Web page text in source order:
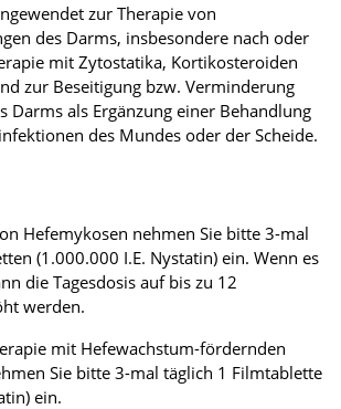
zur Therapie von
des Darms, insbesondere nach oder
mit Zytostatika, Kortikosteroiden
zur Beseitigung bzw. Verminderung
Darms als Ergänzung einer Behandlung
des Mundes oder der Scheide.
Hefemykosen nehmen Sie bitte 3-mal
(1.000.000 I.E. Nystatin) ein. Wenn es
die Tagesdosis auf bis zu 12
werden.
mit Hefewachstum-fördernden
Sie bitte 3-mal täglich 1 Filmtablette
ein.